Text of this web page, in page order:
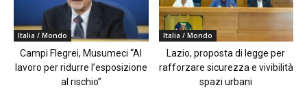
Italia / Mondo
Campi Flegrei, Musumeci “Al
lavoro per ridurre l’esposizione
al rischio”
Italia / Mondo
Lazio, proposta di legge per
rafforzare sicurezza e vivibilità
spazi urbani